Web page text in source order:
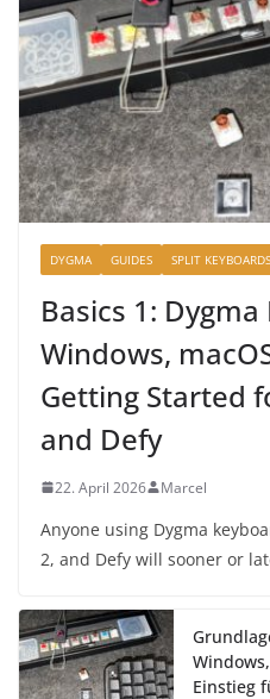
DYGMA GUIDES SPLIT KEYBOARDS
Basics 1:
Windows,
Getting Started
and Defy
22. April 2026 Marcel
Anyone using Dygma
2, and Defy will sooner or
Einstieg